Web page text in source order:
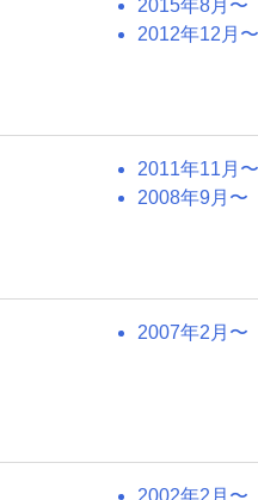
2015年8月〜
2012年12月〜
2011年11月〜
2008年9月〜
2007年2月〜
2002年2月〜